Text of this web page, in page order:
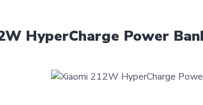
HyperCharge Power